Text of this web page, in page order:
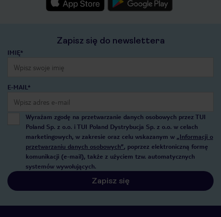
Zapisz się do newslettera
IMIĘ*
E-MAIL*
Wyrażam zgodę na przetwarzanie danych osobowych przez TUI
Poland Sp. z o.o. i TUI Poland Dystrybucja Sp. z o.o. w celach
marketingowych, w zakresie oraz celu wskazanym w „Informacji o
przetwarzaniu danych osobowych”, poprzez elektroniczną formę
komunikacji (e-mail), także z użyciem tzw. automatycznych
systemów wywołujących.
Zapisz się